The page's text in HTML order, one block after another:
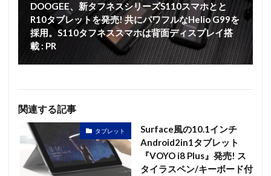
DOOGEE、新タフネスシリーズS110スマホとと
R10タブレットを発売! 共にパワフルなHelio G99を
採用。S110タフネススマホは背面ディスプレイ搭
載 : PR
関連する記事
タブレット
Surface風の10.1インチ
Android2in1タブレット
『VOYO i8 Plus』発売! ス
タイラスペン/キーボード付